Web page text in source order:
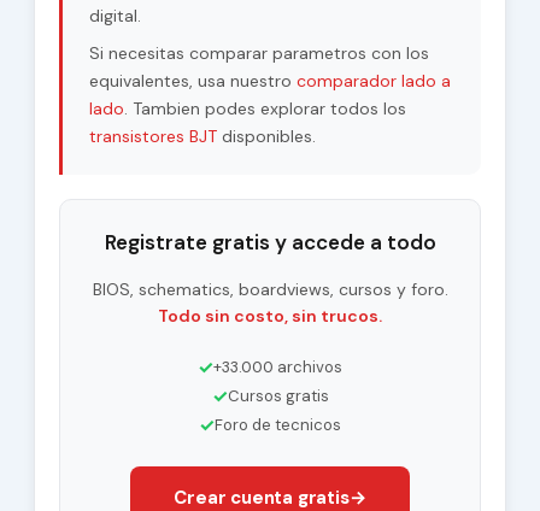
digital.
Si necesitas comparar parametros con los
equivalentes, usa nuestro comparador lado a
lado. Tambien podes explorar todos los
transistores BJTdisponibles.
Registrate gratis y accede a todo
BIOS, schematics, boardviews, cursos y foro.
Todo sin costo, sin trucos.
✓+33.000 archivos
✓Cursos gratis
✓Foro de tecnicos
Crear cuenta gratis→